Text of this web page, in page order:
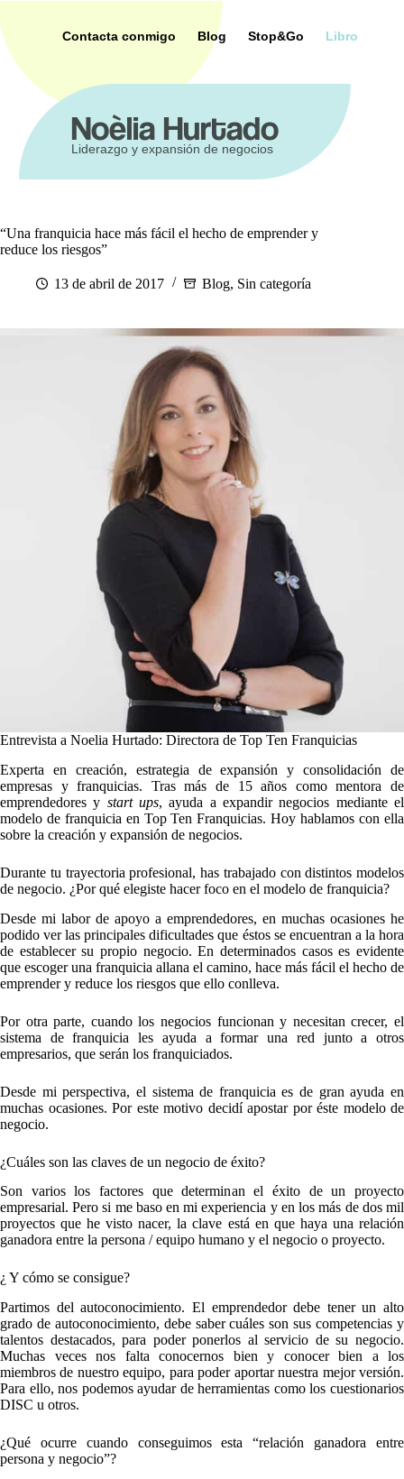
contenido
Contacta conmigo Blog Stop&Go Libro
Noèlia Hurtado
Liderazgo y expansión de negocios
“Una franquicia hace más fácil el hecho de emprender y
reduce los riesgos”
13 de abril de 2017 Blog, Sin categoría
Entrevista a Noelia Hurtado: Directora de Top Ten Franquicias
Experta en creación, estrategia de expansión y consolidación de
empresas y franquicias. Tras más de 15 años como mentora de
emprendedores y start ups, ayuda a expandir negocios mediante el
modelo de franquicia en Top Ten Franquicias. Hoy hablamos con ella
sobre la creación y expansión de negocios.
Durante tu trayectoria profesional, has trabajado con distintos modelos
de negocio. ¿Por qué elegiste hacer foco en el modelo de franquicia?
Desde mi labor de apoyo a emprendedores, en muchas ocasiones he
podido ver las principales dificultades que éstos se encuentran a la hora
de establecer su propio negocio. En determinados casos es evidente
que escoger una franquicia allana el camino, hace más fácil el hecho de
emprender y reduce los riesgos que ello conlleva.
Por otra parte, cuando los negocios funcionan y necesitan crecer, el
sistema de franquicia les ayuda a formar una red junto a otros
empresarios, que serán los franquiciados.
Desde mi perspectiva, el sistema de franquicia es de gran ayuda en
muchas ocasiones. Por este motivo decidí apostar por éste modelo de
negocio.
¿Cuáles son las claves de un negocio de éxito?
Son varios los factores que determinan el éxito de un proyecto
empresarial. Pero si me baso en mi experiencia y en los más de dos mil
proyectos que he visto nacer, la clave está en que haya una relación
ganadora entre la persona / equipo humano y el negocio o proyecto.
¿ Y cómo se consigue?
Partimos del autoconocimiento. El emprendedor debe tener un alto
grado de autoconocimiento, debe saber cuáles son sus competencias y
talentos destacados, para poder ponerlos al servicio de su negocio.
Muchas veces nos falta conocernos bien y conocer bien a los
miembros de nuestro equipo, para poder aportar nuestra mejor versión.
Para ello, nos podemos ayudar de herramientas como los cuestionarios
DISC u otros.
¿Qué ocurre cuando conseguimos esta “relación ganadora entre
persona y negocio”?